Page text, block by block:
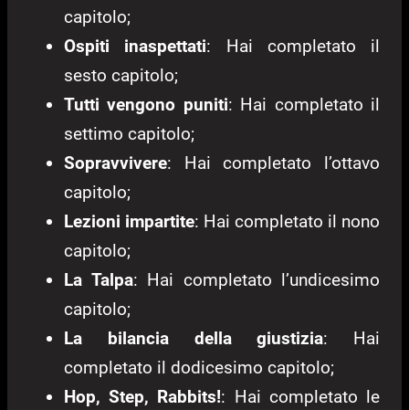
capitolo;
Ospiti inaspettati: Hai completato il
sesto capitolo;
Tutti vengono puniti: Hai completato il
settimo capitolo;
Sopravvivere: Hai completato l’ottavo
capitolo;
Lezioni impartite: Hai completato il nono
capitolo;
La Talpa: Hai completato l’undicesimo
capitolo;
La bilancia della giustizia: Hai
completato il dodicesimo capitolo;
Hop, Step, Rabbits!: Hai completato le